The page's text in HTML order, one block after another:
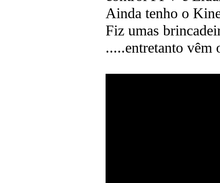
Ainda tenho o
Fiz umas
.....entretanto vêm